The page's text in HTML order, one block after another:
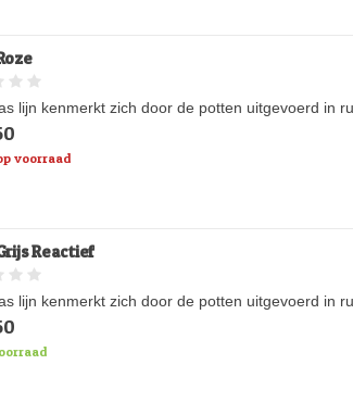
lijn kenmerkt zich door de potten uitgevoerd in
voorraad
Reactief
lijn kenmerkt zich door de potten uitgevoerd in